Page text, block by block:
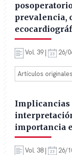
prevalencia,
Vol. 39 | 26/
Artículos
Implicancias
importancia
Vol. 38 | 26/